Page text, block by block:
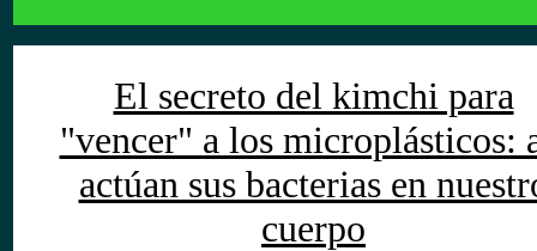
El secreto del kimchi para
"vencer" a los microplásticos:
actúan sus bacterias en
cuerpo